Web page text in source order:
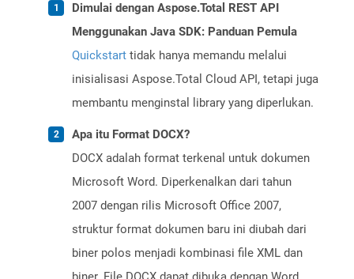
Dimulai dengan Aspose.Total REST API
Menggunakan Java SDK: Panduan Pemula
Quickstart tidak hanya memandu melalui
inisialisasi Aspose.Total Cloud API, tetapi juga
membantu menginstal library yang diperlukan.
Apa itu Format DOCX?
DOCX adalah format terkenal untuk dokumen
Microsoft Word. Diperkenalkan dari tahun
2007 dengan rilis Microsoft Office 2007,
struktur format dokumen baru ini diubah dari
biner polos menjadi kombinasi file XML dan